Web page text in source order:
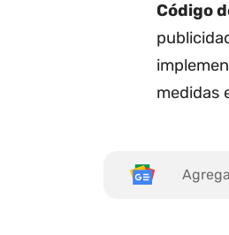
Código
medidas